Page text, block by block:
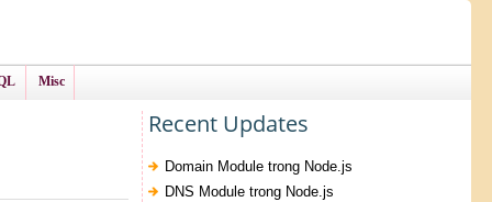
Misc
Recent Updates
Domain Module trong Node.js
DNS Module trong Node.js